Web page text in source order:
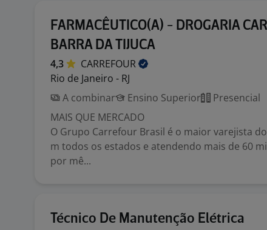
FARMACÊUTICO(A) - DROGARIA
BARRA DA TIJUCA
4,3
CARREFOUR
Rio de Janeiro - RJ
A combinar
Ensino Superior
Presencial
MAIS QUE MERCADO
O Grupo Carrefour Brasil é o maior varejista
m todos os estados e atendendo mais de 60
por mê...
Técnico De Manutenção Elétrica